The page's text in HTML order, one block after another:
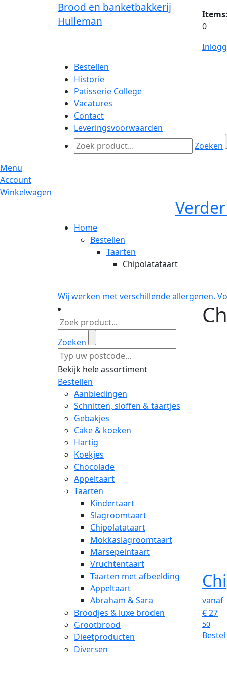
Brood en banketbakkerij
Hulleman
0
Bestellen
Historie
Patisserie College
Vacatures
Contact
Leveringsvoorwaarden
Zoeken
Menu
Account
Winkelwagen
Home
Bestellen
Taarten
Chipolatataart
Wij werken met verschillende allergenen.
Zoeken
Bekijk hele assortiment
Bestellen
Aanbiedingen
Schnitten, sloffen & taartjes
Gebakjes
Cake & koeken
Hartig
Koekjes
Chocolade
Appeltaart
Taarten
Kindertaart
Slagroomtaart
Chipolatataart
Mokkaslagroomtaart
Marsepeintaart
Vruchtentaart
Taarten met afbeelding
Appeltaart
Abraham & Sara
Broodjes & luxe broden
Grootbrood
Dieetproducten
Diversen
vanaf
€27
50
Bestel